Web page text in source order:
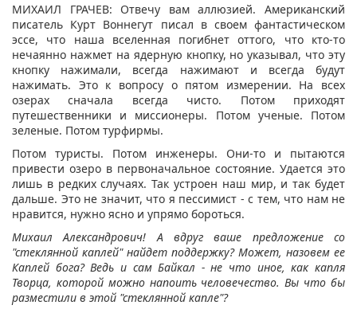
МИХАИЛ ГРАЧЕВ: Отвечу вам аллюзией. Американский
писатель Курт Воннегут писал в своем фантастическом
эссе, что наша вселенная погибнет оттого, что кто-то
нечаянно нажмет на ядерную кнопку, но указывал, что эту
кнопку нажимали, всегда нажимают и всегда будут
нажимать. Это к вопросу о пятом измерении. На всех
озерах сначала всегда чисто. Потом приходят
путешественники и миссионеры. Потом ученые. Потом
зеленые. Потом турфирмы.
Потом туристы. Потом инженеры. Они-то и пытаются
привести озеро в первоначальное состояние. Удается это
лишь в редких случаях. Так устроен наш мир, и так будет
дальше. Это не значит, что я пессимист - с тем, что нам не
нравится, нужно ясно и упрямо бороться.
Михаил Александрович! А вдруг ваше предложение со
"стеклянной каплей" найдет поддержку? Может, назовем ее
Каплей бога? Ведь и сам Байкал - не что иное, как капля
Творца, которой можно напоить человечество. Вы что бы
разместили в этой "стеклянной капле"?